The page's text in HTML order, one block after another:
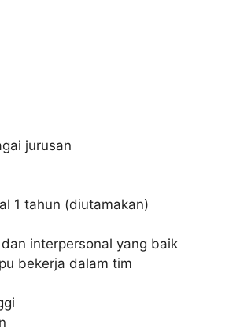
jurusan
1 tahun (diutamakan)
interpersonal yang baik
bekerja dalam tim